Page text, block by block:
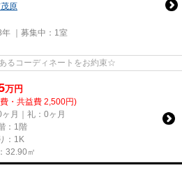
茂原
｜募集中： 1室
るコーディネートをお約束☆
万円
・共益費 2,500円)
ヶ月｜礼：0ヶ月
：1階
：1K
32.90㎡